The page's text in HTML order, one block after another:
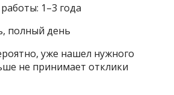
1–3 года
полный день
уже нашел нужного
не принимает отклики